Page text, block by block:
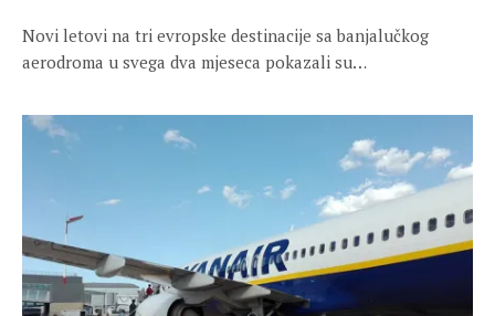
Novi letovi na tri evropske destinacije sa banjalučkog
aerodroma u svega dva mjeseca pokazali su…